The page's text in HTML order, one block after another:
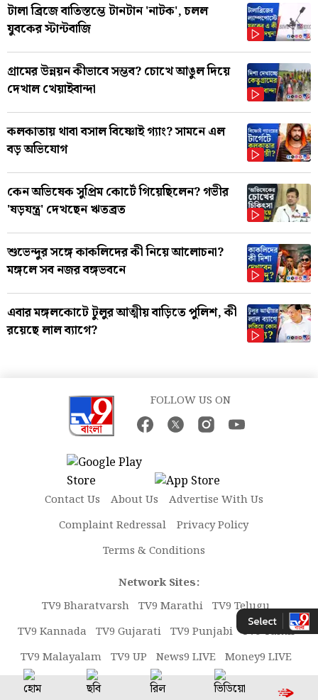
টালা ব্রিজে বাতিস্তম্ভে টানটান 'নাটক', চলল
যুবকের স্টান্টবাজি
গ্রামের উন্নয়ন কীভাবে সম্ভব? চোখে আঙুল দিয়ে
দেখাল খেয়াইবান্দা
কলকাতায় থাবা বসাল বিষ্ণোই গ্যাং? সামনে এল
বড় অভিযোগ
কেন অভিষেক সুপ্রিম কোর্টে গিয়েছিলেন? গভীর
'ষড়যন্ত্র' দেখছেন ঋতব্রত
শুভেন্দুর সঙ্গে কাকলিদের কী নিয়ে আলোচনা?
মঙ্গলে সব নজর বঙ্গভবনে
এবার মঙ্গলকোটে টুলুর আত্মীয় বাড়িতে পুলিশ, কী
রয়েছে লাল ব্যাগে?
FOLLOW US ON
Contact Us About Us
Advertise With Us
Complaint Redressal
Privacy Policy
Terms & Conditions
Network Sites:
TV9 Bharatvarsh TV9 Marathi TV9 Telugu
TV9 Kannada TV9 Gujarati TV9 Punjabi TV9 Tamil
TV9 Malayalam TV9 UP News9 LIVE Money9 LIVE
Copyright © 2026 TV9 Bangla. All rights reserved.